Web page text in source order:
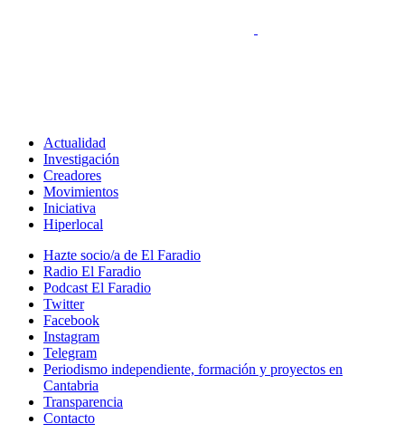
Actualidad
Investigación
Creadores
Movimientos
Iniciativa
Hiperlocal
Hazte socio/a de El Faradio
Radio El Faradio
Podcast El Faradio
Twitter
Facebook
Instagram
Telegram
Periodismo independiente, formación y proyectos en
Cantabria
Transparencia
Contacto